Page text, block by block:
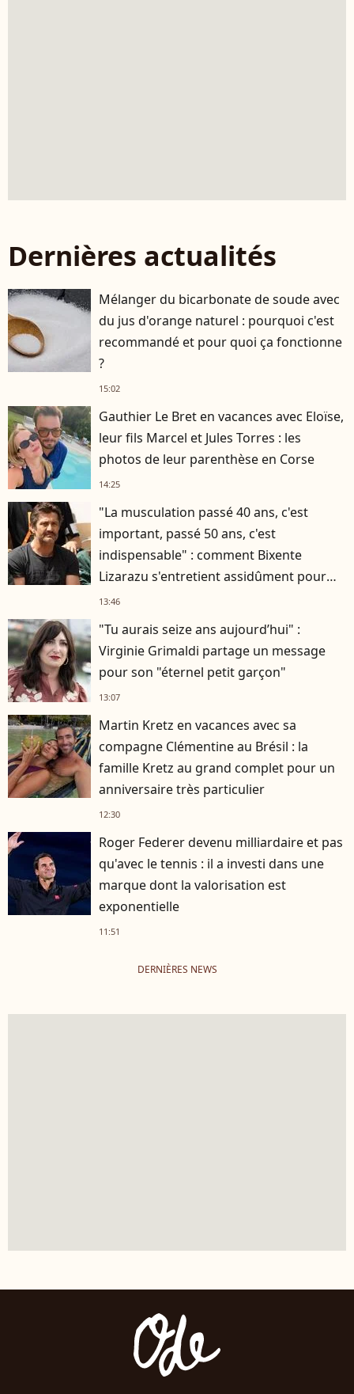
Dernières actualités
Mélanger du bicarbonate de soude avec
du jus d'orange naturel : pourquoi c'est
recommandé et pour quoi ça fonctionne
?
15:02
Gauthier Le Bret en vacances avec Eloïse,
leur fils Marcel et Jules Torres : les
photos de leur parenthèse en Corse
14:25
"La musculation passé 40 ans, c'est
important, passé 50 ans, c'est
indispensable" : comment Bixente
Lizarazu s'entretient assidûment pour
rester musclé à 56 ans ?
13:46
"Tu aurais seize ans aujourd’hui" :
Virginie Grimaldi partage un message
pour son "éternel petit garçon"
13:07
Martin Kretz en vacances avec sa
compagne Clémentine au Brésil : la
famille Kretz au grand complet pour un
anniversaire très particulier
12:30
Roger Federer devenu milliardaire et pas
qu'avec le tennis : il a investi dans une
marque dont la valorisation est
exponentielle
11:51
DERNIÈRES NEWS